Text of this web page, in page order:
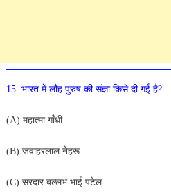
15. भारत में लौह पुरुष की संज्ञा किसे दी गई है?
(A) महात्मा गाँधी
(B) जवाहरलाल नेहरू
(C) सरदार बल्लभ भाई पटेल